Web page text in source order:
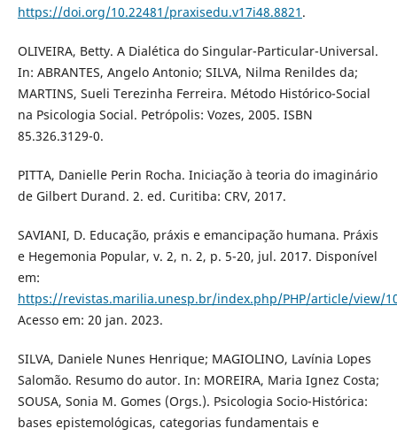
https://doi.org/10.22481/praxisedu.v17i48.8821 .
OLIVEIRA, Betty. A Dialética do Singular-Particular-Universal.
In: ABRANTES, Angelo Antonio; SILVA, Nilma Renildes da;
MARTINS, Sueli Terezinha Ferreira. Método Histórico-Social
na Psicologia Social. Petrópolis: Vozes, 2005. ISBN
85.326.3129-0.
PITTA, Danielle Perin Rocha. Iniciação à teoria do imaginário
de Gilbert Durand. 2. ed. Curitiba: CRV, 2017.
SAVIANI, D. Educação, práxis e emancipação humana. Práxis
e Hegemonia Popular, v. 2, n. 2, p. 5-20, jul. 2017. Disponível
em:
https://revistas.marilia.unesp.br/index.php/PHP/article/view/
Acesso em: 20 jan. 2023.
SILVA, Daniele Nunes Henrique; MAGIOLINO, Lavínia Lopes
Salomão. Resumo do autor. In: MOREIRA, Maria Ignez Costa;
SOUSA, Sonia M. Gomes (Orgs.). Psicologia Socio-Histórica:
bases epistemológicas, categorias fundamentais e